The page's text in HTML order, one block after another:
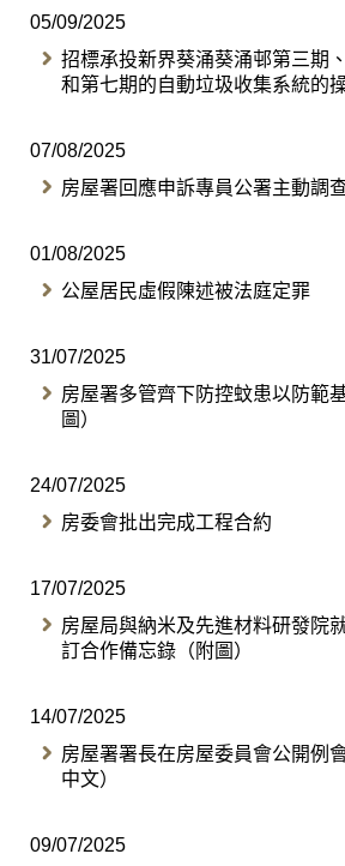
05/09/2025
招標承投新界葵涌葵涌邨第三期
和第七期的自動垃圾收集系統的
07/08/2025
房屋署回應申訴專員公署主動調
01/08/2025
公屋居民虛假陳述被法庭定罪
31/07/2025
房屋署多管齊下防控蚊患以防範
圖）
24/07/2025
房委會批出完成工程合約
17/07/2025
房屋局與納米及先進材料研發院
訂合作備忘錄（附圖）
14/07/2025
房屋署署長在房屋委員會公開例
中文）
09/07/2025